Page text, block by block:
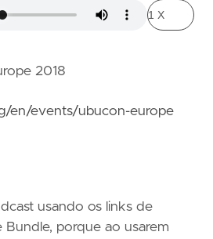
2018
en/events/ubucon-europe
usando os links de
Bundle, porque ao usarem